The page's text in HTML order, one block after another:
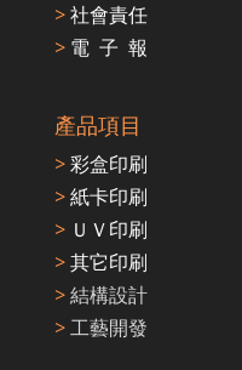
>社會責任
> 電 子 報
產品項目
>彩盒印刷
>紙卡印刷
> ＵＶ印刷
>其它印刷
>結構設計
>工藝開發